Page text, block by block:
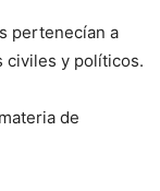
pertenecían a
civiles y políticos.
de